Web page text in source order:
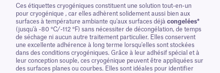
Ces étiquettes cryogéniques constituent une solution tout-en-un
pour cryogénique , car elles adhèrent solidement aussi bien aux
surfaces à température ambiante qu'aux surfaces déjà congelées*
(jusqu'à -80 °C/-112 °F) sans nécessiter de décongélation, de temps
de séchage ni aucun autre traitement particulier. Elles conservent
une excellente adhérence à long terme lorsqu'elles sont stockées
dans des conditions cryogéniques. Grâce à leur adhésif spécial et à
leur conception souple, ces cryogénique peuvent être appliquées sur
des surfaces planes ou courbes. Elles sont idéales pour identifier